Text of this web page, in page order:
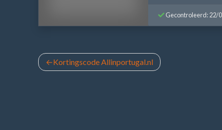
Gecontroleerd: 22/
Bericht
Kortingscode Allinportugal.nl